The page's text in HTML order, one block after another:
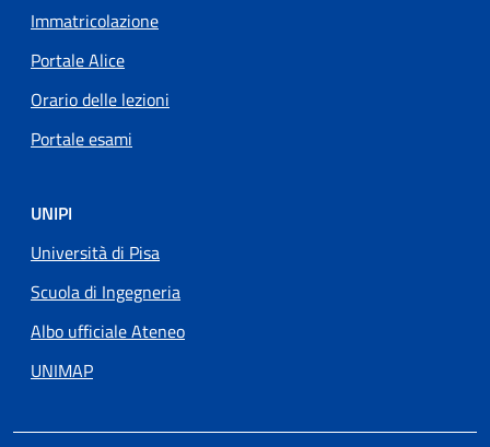
Immatricolazione
Portale Alice
Orario delle lezioni
Portale esami
UNIPI
Università di Pisa
Scuola di Ingegneria
Albo ufficiale Ateneo
UNIMAP